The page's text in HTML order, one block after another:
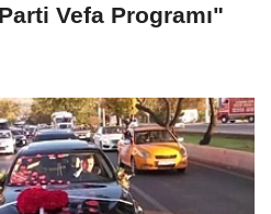
Vefa Programı"